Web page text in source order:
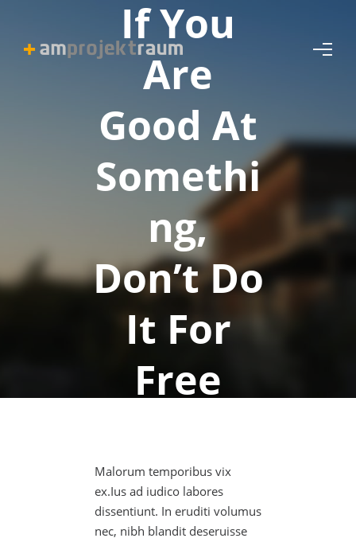
If You
Are
Good At
Somethi
ng,
Don’t Do
It For
Free
Malorum temporibus vix
ex.Ius ad iudico labores
dissentiunt. In eruditi volumus
nec, nibh blandit deseruisse